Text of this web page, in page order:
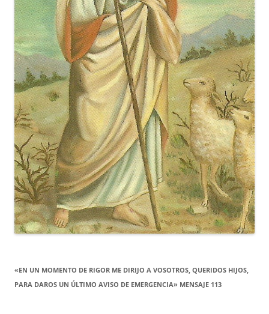
«EN UN MOMENTO DE RIGOR ME DIRIJO A VOSOTROS, QUERIDOS HIJOS,
PARA DAROS UN ÚLTIMO AVISO DE EMERGENCIA» MENSAJE 113